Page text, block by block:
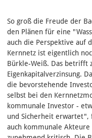
So groß die Freude der
den Plänen für eine
auch die Perspektive auf
Kernnetz ist eigentlich
Bürkle-Weiß. Das betrifft
Eigenkapitalverzinsung.
die bevorstehende
selbst bei den
kommunale Investor -
und Sicherheit erwartet",
auch kommunale